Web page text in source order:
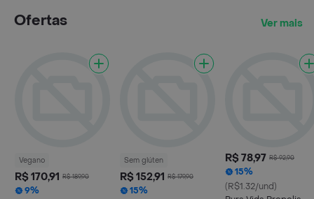
Ofertas Ver mais
Vegano
R$ 170,91 R$ 189,90
9%
Sem glúten
R$ 152,91 R$ 179,90
15%
R$ 78,97 R$ 92,90
15%
(R$1.32/und)